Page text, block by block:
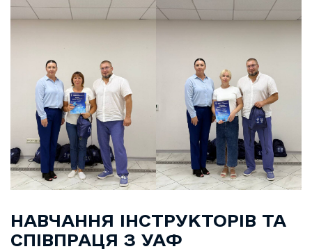
НАВЧАННЯ ІНСТРУКТОРІВ ТА
СПІВПРАЦЯ З УАФ